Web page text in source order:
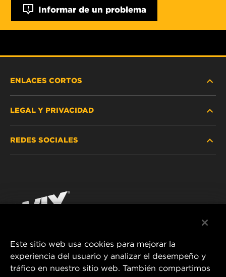
Informar de un problema
ENLACES CORTOS
DÓNDE COMPRAR
¡CONTÁCTENOS!
LEGAL Y PRIVACIDAD
IMPRESSUM
REDES SOCIALES
YouTube
MANN+HUMMEL FT Poland
ul. Wrocławska 145,
Este sitio web usa cookies para mejorar la
experiencia del usuario y analizar el desempeño y
tráfico en nuestro sitio web. También compartimos